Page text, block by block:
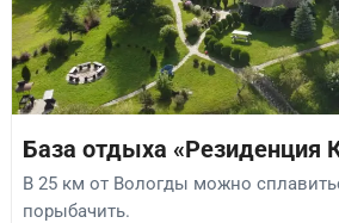
База отдыха «Резиденция
В 25 км от Вологды можно
порыбачить.